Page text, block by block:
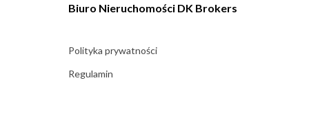
Biuro Nieruchomości DK Brokers
Polityka prywatności
Regulamin